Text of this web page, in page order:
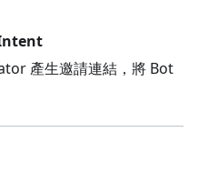
產生邀請連結，將 Bot